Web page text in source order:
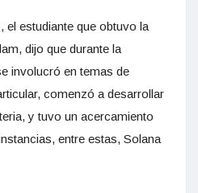
el estudiante que obtuvo la
dijo que durante la
involucró en temas de
comenzó a desarrollar
y tuvo un acercamiento
entre estas, Solana